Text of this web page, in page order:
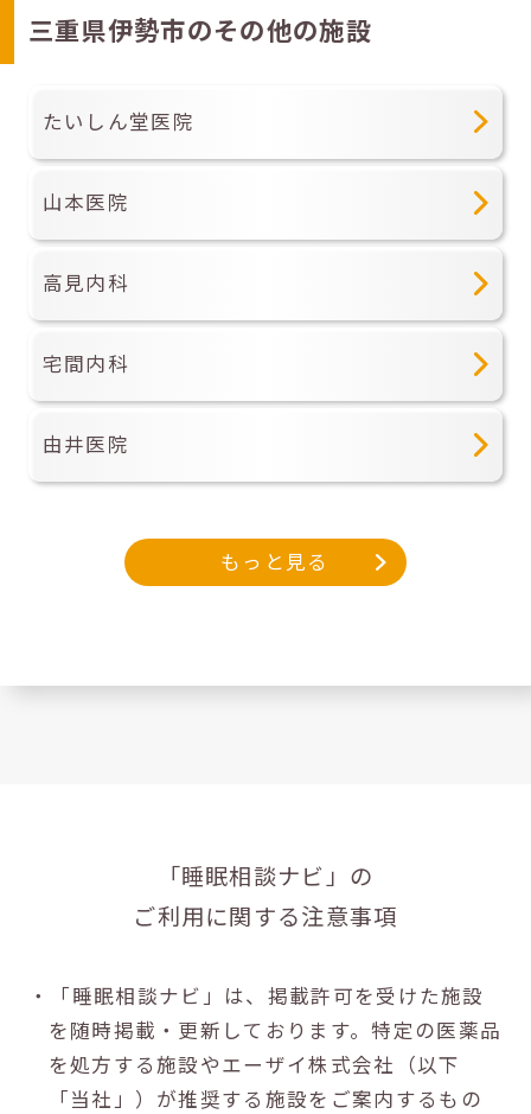
三重県伊勢市のその他の施設
たいしん堂医院
山本医院
高見内科
宅間内科
由井医院
もっと見る
「睡眠相談ナビ」の
ご利用に関する注意事項
・「睡眠相談ナビ」は、掲載許可を受けた施設
を随時掲載・更新しております。特定の医薬品
を処方する施設やエーザイ株式会社（以下
「当社」）が推奨する施設をご案内するもの